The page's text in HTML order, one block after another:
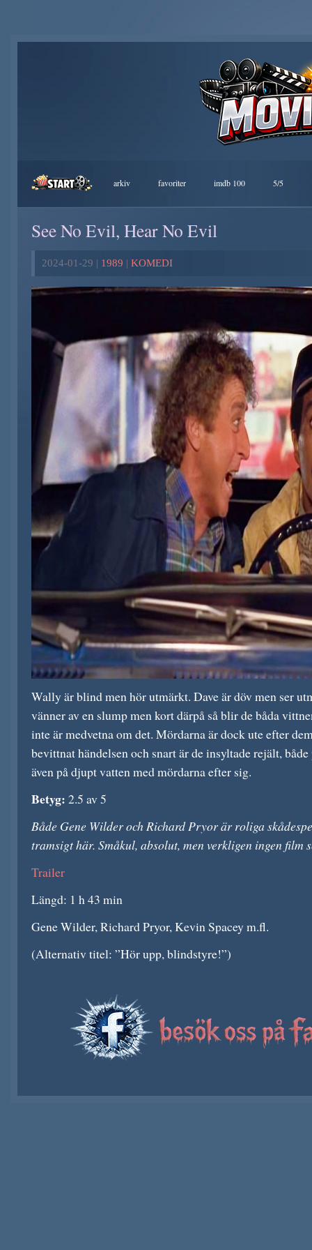
arkiv favoriter imdb 100 5/5
See No Evil, Hear No Evil
2024-01-29 | 1989 | KOMEDI
Wally är blind men hör utmärkt. Dave är döv men ser
vänner av en slump men kort därpå så blir de båda
inte är medvetna om det. Mördarna är dock ute efter
bevittnat händelsen och snart är de insyltade rejält,
även på djupt vatten med mördarna efter sig.
Betyg: 2.5 av 5
Både Gene Wilder och Richard Pryor är roliga
tramsigt här. Småkul, absolut, men verkligen ingen film
Trailer
Längd: 1 h 43 min
Gene Wilder, Richard Pryor, Kevin Spacey m.fl.
(Alternativ titel: ”Hör upp, blindstyre!”)